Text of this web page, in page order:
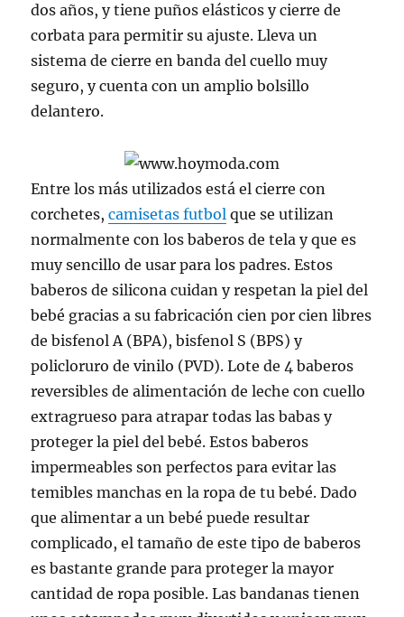
dos años, y tiene puños elásticos y cierre de
corbata para permitir su ajuste. Lleva un
sistema de cierre en banda del cuello muy
seguro, y cuenta con un amplio bolsillo
delantero.
Entre los más utilizados está el cierre con
corchetes,camisetas futbol que se utilizan
normalmente con los baberos de tela y que es
muy sencillo de usar para los padres. Estos
baberos de silicona cuidan y respetan la piel del
bebé gracias a su fabricación cien por cien libres
de bisfenol A (BPA), bisfenol S (BPS) y
policloruro de vinilo (PVD). Lote de 4 baberos
reversibles de alimentación de leche con cuello
extragrueso para atrapar todas las babas y
proteger la piel del bebé. Estos baberos
impermeables son perfectos para evitar las
temibles manchas en la ropa de tu bebé. Dado
que alimentar a un bebé puede resultar
complicado, el tamaño de este tipo de baberos
es bastante grande para proteger la mayor
cantidad de ropa posible. Las bandanas tienen